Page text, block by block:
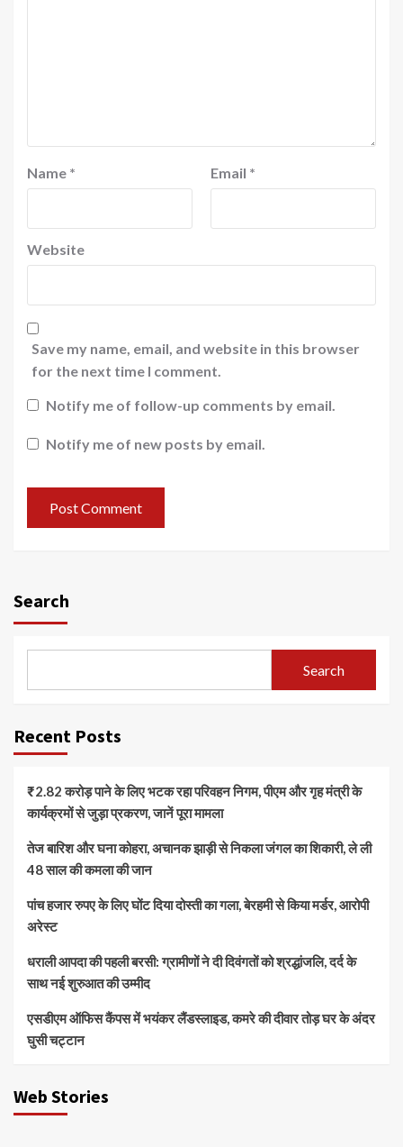
Name * Email *
Website
Save my name, email, and website in this browser
for the next time I comment.
Notify me of follow-up comments by email.
Notify me of new posts by email.
Search
Search
Recent Posts
₹2.82 करोड़ पाने के लिए भटक रहा परिवहन निगम, पीएम और गृह मंत्री के
कार्यक्रमों से जुड़ा प्रकरण, जानें पूरा मामला
तेज बारिश और घना कोहरा, अचानक झाड़ी से निकला जंगल का शिकारी, ले ली
48 साल की कमला की जान
पांच हजार रुपए के लिए घोंट दिया दोस्ती का गला, बेरहमी से किया मर्डर, आरोपी
अरेस्ट
धराली आपदा की पहली बरसी: ग्रामीणों ने दी दिवंगतों को श्रद्धांजलि, दर्द के
साथ नई शुरुआत की उम्मीद
एसडीएम ऑफिस कैंपस में भयंकर लैंडस्लाइड, कमरे की दीवार तोड़ घर के अंदर
घुसी चट्टान
Web Stories